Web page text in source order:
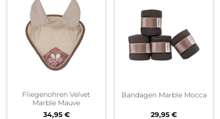
Fliegenohren Velvet
Marble Mauve
34,95 €
Bandagen Marble Mocca
29,95 €